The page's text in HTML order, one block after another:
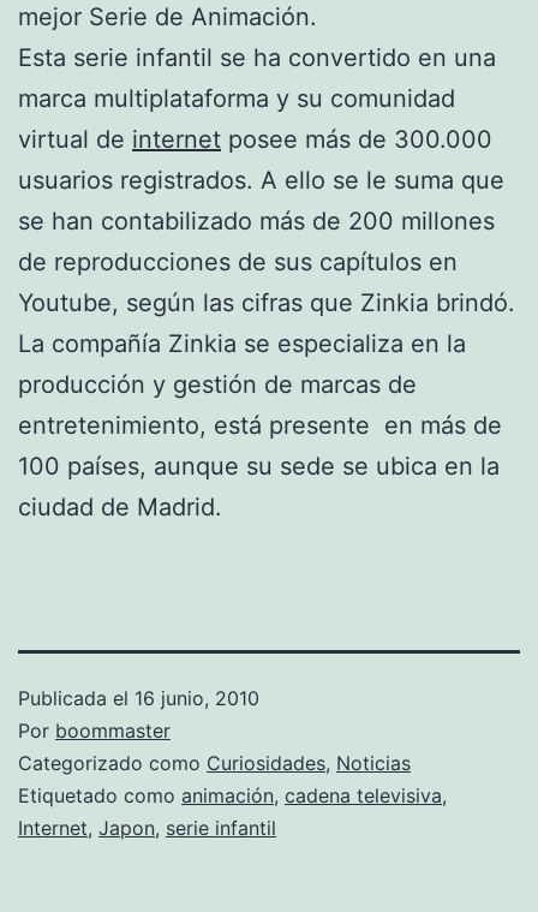
mejor Serie de Animación.
Esta serie infantil se ha convertido en una
marca multiplataforma y su comunidad
virtual de internet posee más de 300.000
usuarios registrados. A ello se le suma que
se han contabilizado más de 200 millones
de reproducciones de sus capítulos en
Youtube, según las cifras que Zinkia brindó.
La compañía Zinkia se especializa en la
producción y gestión de marcas de
entretenimiento, está presente en más de
100 países, aunque su sede se ubica en la
ciudad de Madrid.
Publicada el 16 junio, 2010
Por boommaster
Categorizado como Curiosidades, Noticias
Etiquetado como animación, cadena televisiva,
Internet, Japon, serie infantil